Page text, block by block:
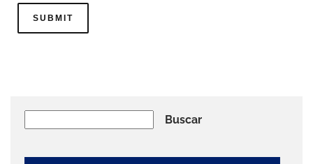
Buscar